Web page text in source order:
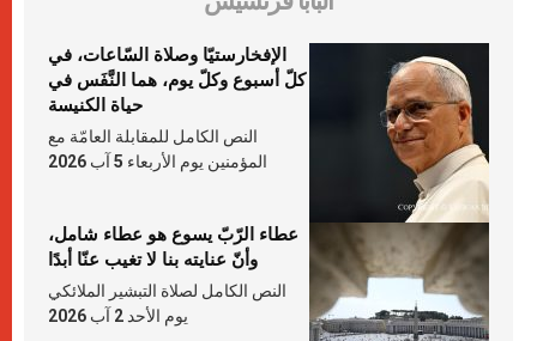
الإفخارستيّا وصلاة السّاعات، في
كلّ أسبوع وكلّ يوم، هما النَّفَس في
حياة الكنيسة
النص الكامل للمقابلة العامّة مع
المؤمنين يوم الأربعاء 5 آب 2026
عطاء الرّبّ يسوع هو عطاء شامل،
وأنّ عنايته بنا لا تغيب عنّا أبدًا
النص الكامل لصلاة التبشير الملائكي
يوم الأحد 2 آب 2026